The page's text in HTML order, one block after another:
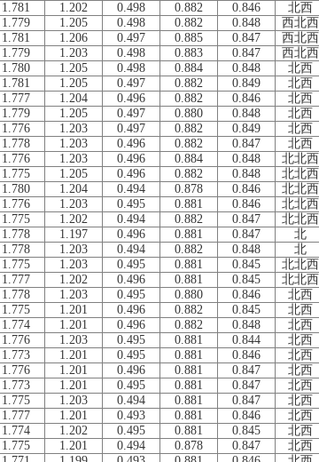
1.781 1.202 0.498 0.882 0.846 北西
1.779 1.205 0.498 0.882 0.848 西北西
1.781 1.206 0.497 0.885 0.847 西北西
1.779 1.203 0.498 0.883 0.847 西北西
1.780 1.205 0.498 0.884 0.848 北西
1.781 1.205 0.497 0.882 0.849 北西
1.777 1.204 0.496 0.882 0.846 北西
1.779 1.205 0.497 0.880 0.848 北西
1.776 1.203 0.497 0.882 0.849 北西
1.778 1.203 0.496 0.882 0.847 北西
1.776 1.203 0.496 0.884 0.848 北北西
1.775 1.205 0.496 0.882 0.848 北北西
1.780 1.204 0.494 0.878 0.846 北北西
1.776 1.203 0.495 0.881 0.846 北北西
1.775 1.202 0.494 0.882 0.847 北北西
1.778 1.197 0.496 0.881 0.847 北
1.778 1.203 0.494 0.882 0.848 北
1.775 1.203 0.495 0.881 0.845 北北西
1.777 1.202 0.496 0.881 0.845 北北西
1.778 1.203 0.495 0.880 0.846 北西
1.775 1.201 0.496 0.882 0.845 北西
1.774 1.201 0.496 0.882 0.848 北西
1.776 1.203 0.495 0.881 0.844 北西
1.773 1.201 0.495 0.881 0.846 北西
1.776 1.201 0.496 0.881 0.847 北西
1.773 1.201 0.495 0.881 0.847 北西
1.775 1.203 0.494 0.881 0.847 北西
1.777 1.201 0.493 0.881 0.846 北西
1.774 1.202 0.495 0.881 0.845 北西
1.775 1.201 0.494 0.878 0.847 北西